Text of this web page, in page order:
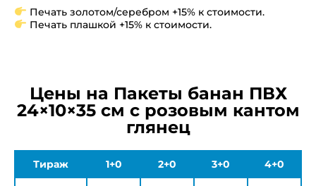
Печать золотом/серебром +15% к стоимости.
Печать плашкой +15% к стоимости.
Цены на Пакеты банан ПВХ
24×10×35 см с розовым кантом
глянец
Тираж 1+0 2+0 3+0 4+0